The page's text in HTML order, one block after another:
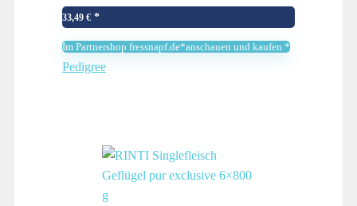
33,49 €
Im Partnershop fressnapf.de*anschauen und kaufen *
Pedigree